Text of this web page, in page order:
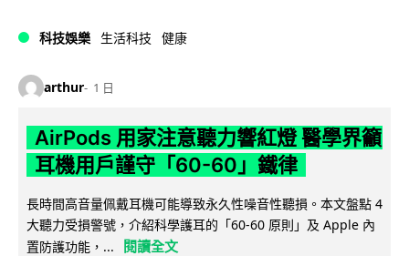
科技娛樂 生活科技 健康
arthur 1 日
AirPods 用家注意聽力響紅燈 醫學界籲
耳機用戶謹守「60-60」鐵律
長時間高音量佩戴耳機可能導致永久性噪音性聽損。本文盤點 4
大聽力受損警號，介紹科學護耳的「60-60 原則」及 Apple 內
置防護功能，...
閱讀全文